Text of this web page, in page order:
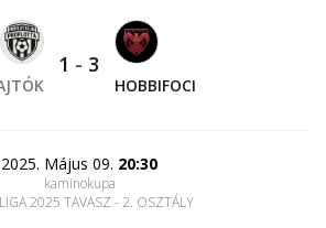
1 - 3
HOBBIFOCI
2025. Május 09. 20:30
kaminokupa
2025 TAVASZ - 2. OSZTÁLY